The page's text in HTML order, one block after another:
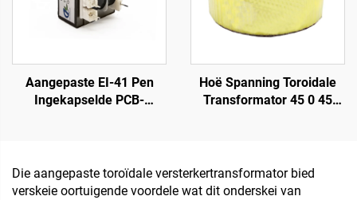
Aangepaste EI-41 Pen
Ingekapselde PCB-
uitset 50 Hz Frekwensie
Hoë Spanning Toroidale
Transformator 45 0 45
Die aangepaste toroïdale versterkertransformator bied
verskeie oortuigende voordele wat dit onderskei van